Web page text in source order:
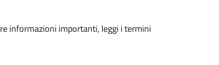
informazioni importanti, leggi i termini